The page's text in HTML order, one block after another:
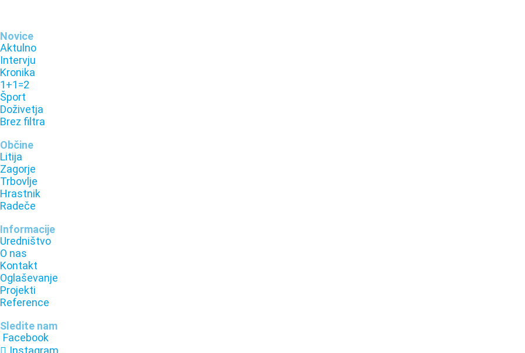
Novice
Aktulno
Intervju
Kronika
1+1=2
Šport
Doživetja
Brez filtra
Občine
Litija
Zagorje
Trbovlje
Hrastnik
Radeče
Informacije
Uredništvo
O nas
Kontakt
Oglaševanje
Projekti
Reference
Sledite nam
Facebook